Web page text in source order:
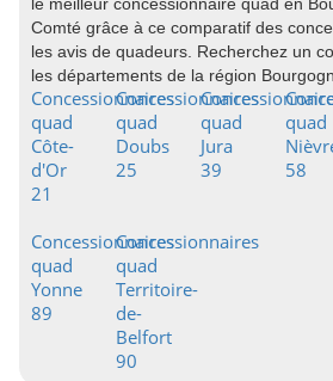
Comté grâce à ce comparatif des
les avis de quadeurs. Recherchez un
les départements de la région
Concessionnaires
quad
Côte-
d'Or
21
Concessionnaires
quad
Doubs
25
quad
Jura
39
quad
58
Concessionnaires
quad
Yonne
89
Concessionnaires
quad
Territoire-
de-
Belfort
90